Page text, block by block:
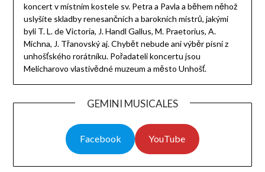
koncert v místním kostele sv. Petra a Pavla a během něhož
uslyšíte skladby renesančních a barokních mistrů, jakými
byli T. L. de Victoria, J. Handl Gallus, M. Praetorius, A.
Michna, J. Třanovský aj. Chybět nebude ani výběr písní z
unhošťského rorátníku. Pořadateli koncertu jsou
Melicharovo vlastivědné muzeum a město Unhošť.
GEMINI MUSICALES
Facebook YouTube